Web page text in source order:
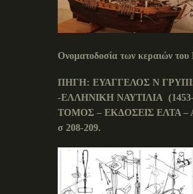
Ονοματοδοσία των κεραιών
ΠΗΓΗ: ΕΥΑΓΓΕΛΟΣ Ν
-ΕΛΛΗΝΙΚΗ ΝΑΥΤΙΛΙΑ (1453-
ΤΟΜΟΣ – ΕΚΔΟΣΕΙΣ ΕΛΤΑ –
σ 208-209.